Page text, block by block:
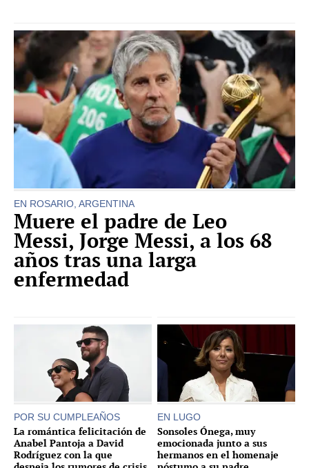
EN ROSARIO, ARGENTINA
Muere el padre de Leo
Messi, Jorge Messi, a los 68
años tras una larga
enfermedad
POR SU CUMPLEAÑOS
La romántica felicitación de
Anabel Pantoja a David
Rodríguez con la que
EN LUGO
Sonsoles Ónega, muy
emocionada junto a sus
hermanos en el homenaje